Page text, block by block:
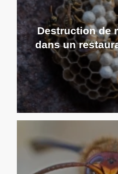
Destruction de
dans un